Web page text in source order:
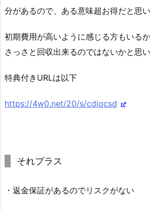
分があるので、ある意味超お得だと思い
初期費用が高いように感じる方もいる
さっさと回収出来るのではないかと思い
特典付きURLは以下
https://4w0.net/20/s/cdiqcsd
それプラス
・返金保証があるのでリスクがない